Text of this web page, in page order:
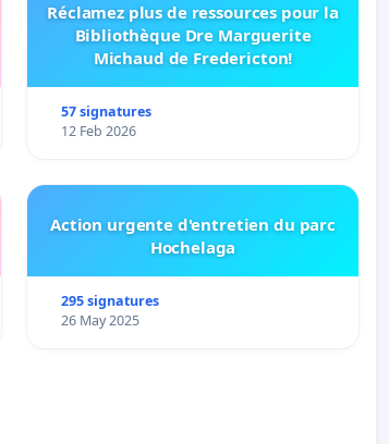
Réclamez plus de ressources pour la
Bibliothèque Dre Marguerite
Michaud de Fredericton!
57 signatures
12 Feb 2026
Action urgente d'entretien du parc
Hochelaga
295 signatures
26 May 2025